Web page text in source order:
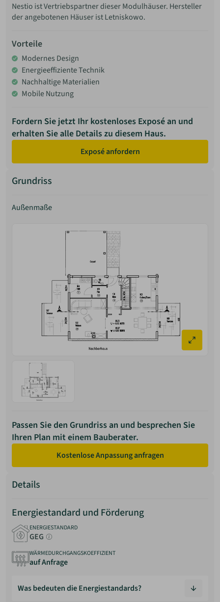
Nestio ist Vertriebspartner dieser Modulhäuser. Hersteller
der angebotenen Häuser ist Letniskowo.
Vorteile
Modernes Design
Energieeffiziente Technik
Nachhaltige Materialien
Mobile Nutzung
Fordern Sie jetzt Ihr kostenloses Exposé an und
erhalten Sie alle Details zu diesem Haus.
Exposé anfordern
Grundriss
Außenmaße
Passen Sie den Grundriss an und besprechen Sie
Ihren Plan mit einem Bauberater.
Kostenlose Anpassung anfragen
Details
Energiestandard und Förderung
ENERGIESTANDARD
GEG
WÄRMEDURCHGANGSKOEFFIZIENT
auf Anfrage
Was bedeuten die Energiestandards?